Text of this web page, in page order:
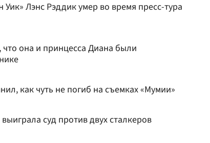
Лэнс Рэддик умер во время пресс-тура
она и принцесса Диана были
как чуть не погиб на съемках «Мумии»
суд против двух сталкеров